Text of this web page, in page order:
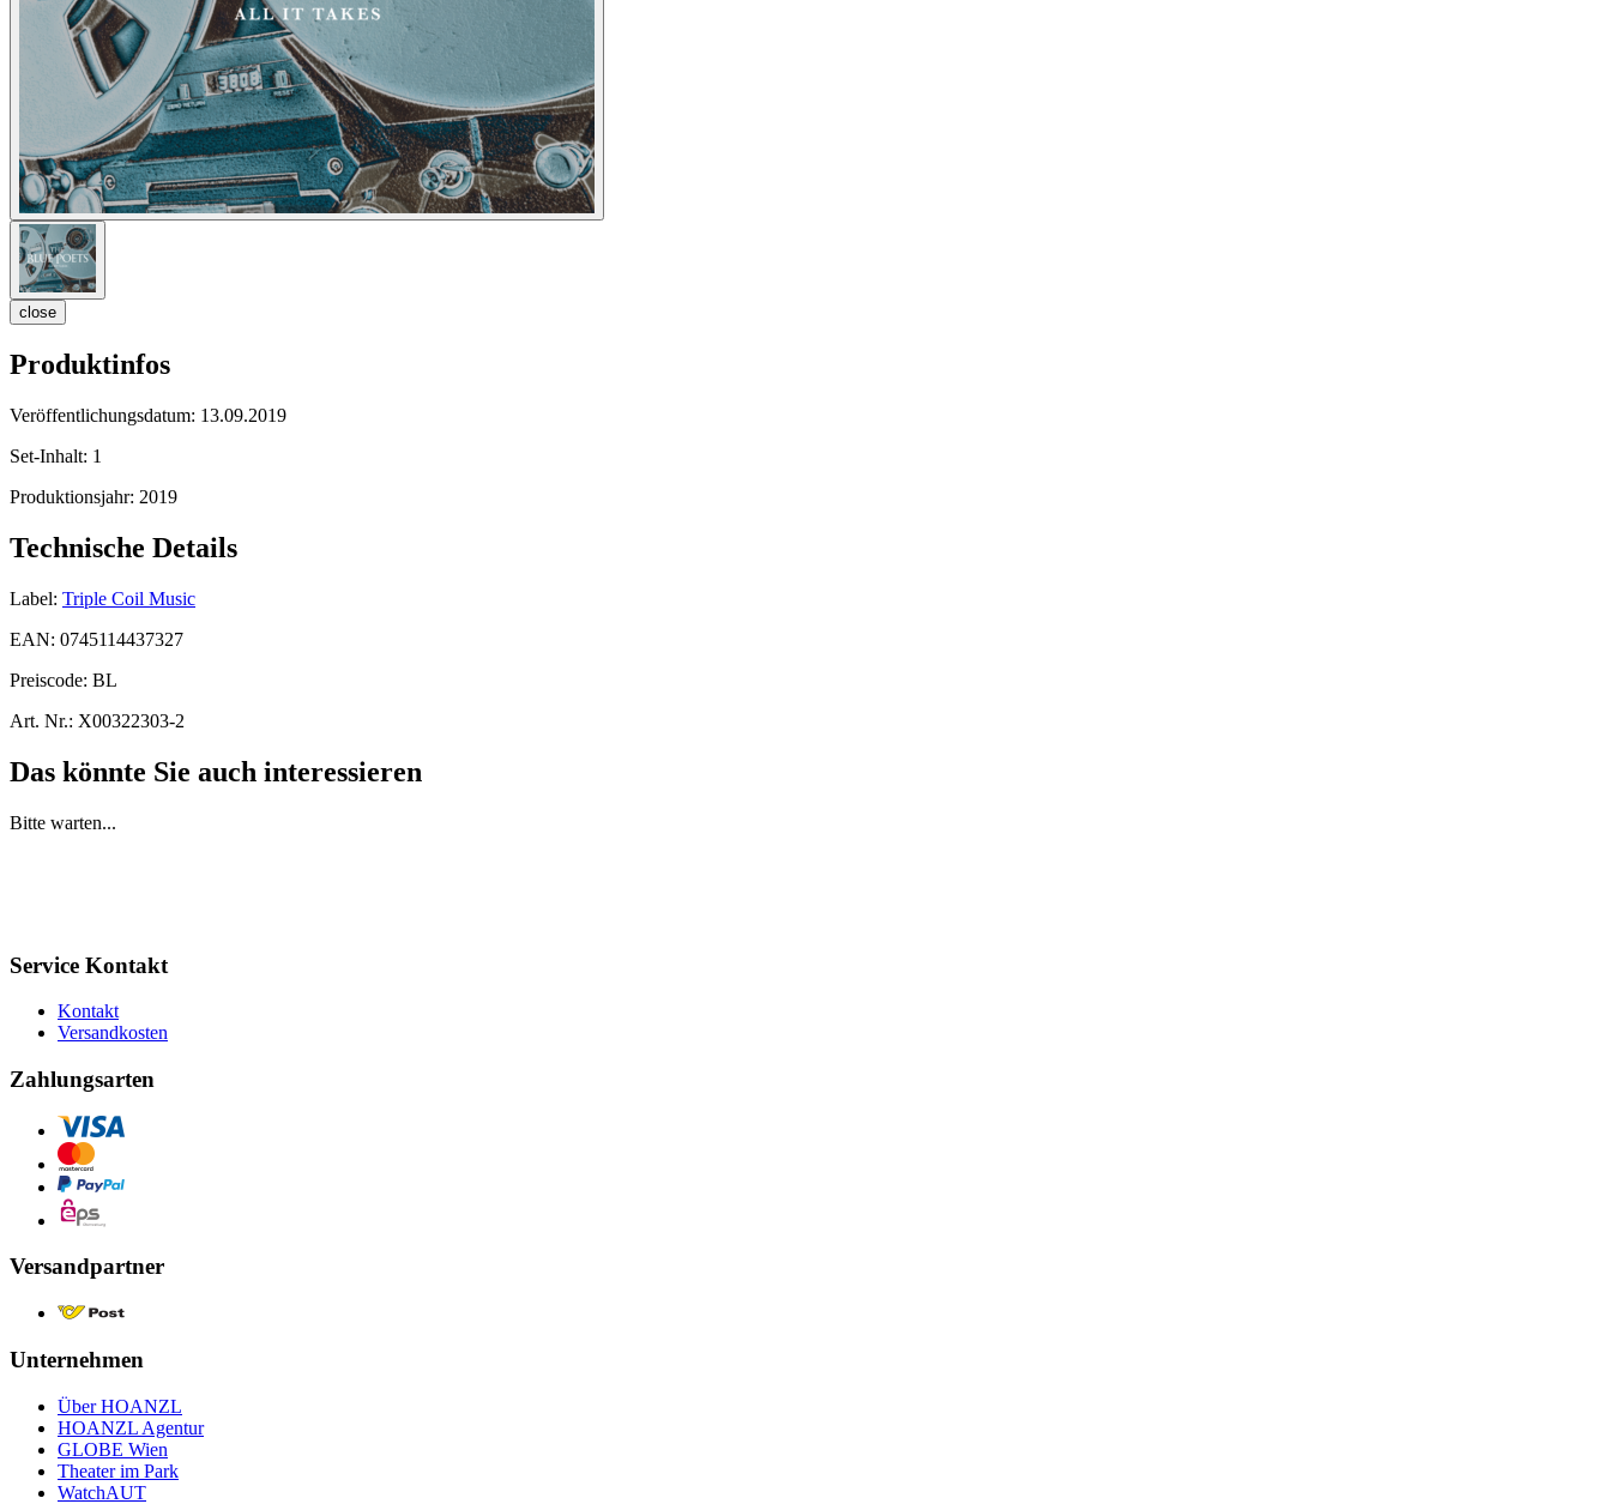
close
Produktinfos
Veröffentlichungsdatum: 13.09.2019
Set-Inhalt: 1
Produktionsjahr: 2019
Technische Details
Label: Triple Coil Music
EAN: 0745114437327
Preiscode: BL
Art. Nr.: X00322303-2
Das könnte Sie auch interessieren
Bitte warten...
Service Kontakt
Kontakt
Versandkosten
Zahlungsarten
Versandpartner
Unternehmen
Über HOANZL
HOANZL Agentur
GLOBE Wien
Theater im Park
WatchAUT